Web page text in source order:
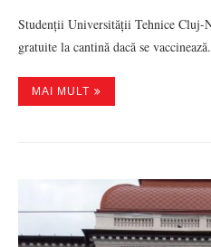
Studenții Universității Tehnice Cluj-
gratuite la cantină dacă se
MAI MULT